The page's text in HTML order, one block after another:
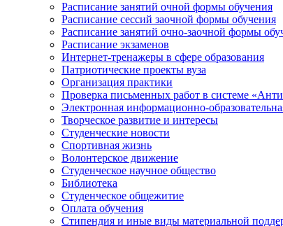
Расписание занятий очной формы обучения
Расписание сессий заочной формы обучения
Расписание занятий очно-заочной формы
Расписание экзаменов
Интернет-тренажеры в сфере образования
Патриотические проекты вуза
Организация практики
Проверка письменных работ в системе
Электронная информационно-
Творческое развитие и интересы
Студенческие новости
Спортивная жизнь
Волонтерское движение
Студенческое научное общество
Библиотека
Студенческое общежитие
Оплата обучения
Стипендия и иные виды материальной